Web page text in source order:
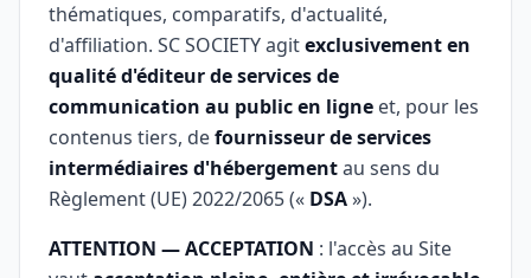
thématiques, comparatifs, d'actualité,
d'affiliation. SC SOCIETY agitexclusivement en
qualité d'éditeur de services de
communication au public en ligne et, pour les
contenus tiers, defournisseur de services
intermédiaires d'hébergementau sens du
Règlement (UE) 2022/2065 (« DSA»).
ATTENTION — ACCEPTATION : l'accès au Site